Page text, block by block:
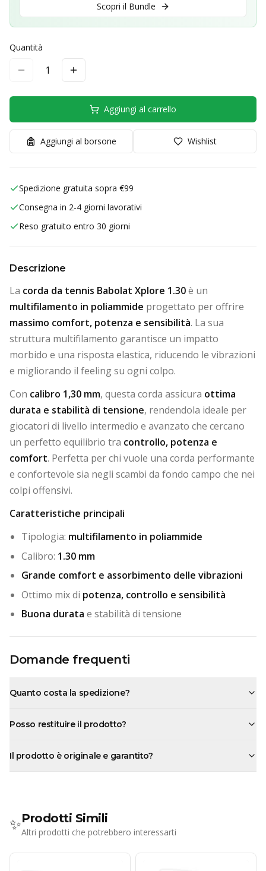
Scopri il Bundle
Quantità
1
Aggiungi al carrello
Aggiungi al borsone Wishlist
Spedizione gratuita sopra €99
Consegna in 2-4 giorni lavorativi
Reso gratuito entro 30 giorni
Descrizione
La corda da tennis Babolat Xplore 1.30è un
multifilamento in poliammide progettato per offrire
massimo comfort, potenza e sensibilità. La sua
struttura multifilamento garantisce un impatto
morbido e una risposta elastica, riducendo le vibrazioni
e migliorando il feeling su ogni colpo.
Con calibro 1,30 mm, questa corda assicura ottima
durata e stabilità di tensione, rendendola ideale per
giocatori di livello intermedio e avanzato che cercano
un perfetto equilibrio tra controllo, potenza e
comfort. Perfetta per chi vuole una corda performante
e confortevole sia negli scambi da fondo campo che nei
colpi offensivi.
Caratteristiche principali
Tipologia: multifilamento in poliammide
Calibro: 1.30 mm
Grande comfort e assorbimento delle vibrazioni
Ottimo mix di potenza, controllo e sensibilità
Buona durata e stabilità di tensione
Domande frequenti
Quanto costa la spedizione?
Posso restituire il prodotto?
Il prodotto è originale e garantito?
✨Prodotti Simili
Altri prodotti che potrebbero interessarti